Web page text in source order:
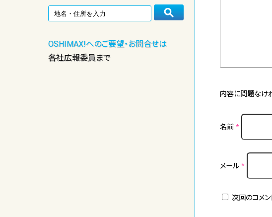
OSHIMAX!へのご要望・お問合せは
各社広報委員まで
内容に問題なけれ
名前 *
メール *
次回のコメン